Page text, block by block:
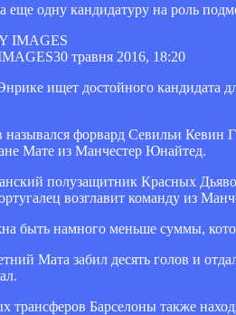
еще одну кандидатуру на роль
30 травня 2016, 18:20
ищет достойного кандидата
форвард Севильи Кевин
Мате из Манчестер Юнайтед.
полузащитник Красных
возглавит команду из
быть намного меньше суммы,
Мата забил десять голов и
трансферов Барселоны также